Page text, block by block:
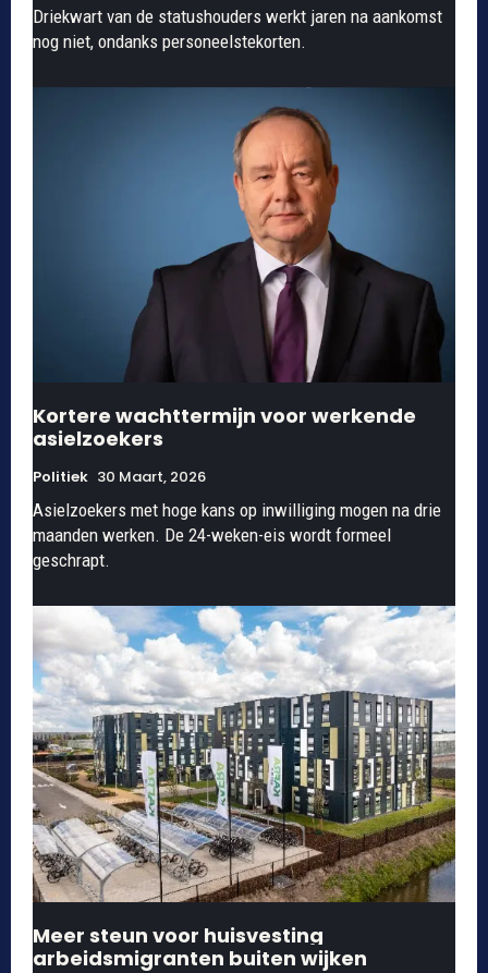
Driekwart van de statushouders werkt jaren na aankomst
nog niet, ondanks personeelstekorten.
Kortere wachttermijn voor werkende
asielzoekers
Politiek 30 Maart, 2026
Asielzoekers met hoge kans op inwilliging mogen na drie
maanden werken. De 24-weken-eis wordt formeel
geschrapt.
Meer steun voor huisvesting
arbeidsmigranten buiten wijken